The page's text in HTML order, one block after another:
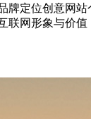
牌定位创意网
联网形象与价值